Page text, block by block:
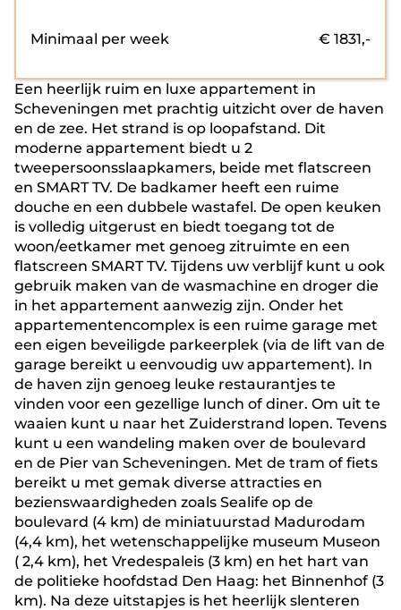
Minimaal per week € 1831,-
Een heerlijk ruim en luxe appartement in
Scheveningen met prachtig uitzicht over de haven
en de zee. Het strand is op loopafstand. Dit
moderne appartement biedt u 2
tweepersoonsslaapkamers, beide met flatscreen
en SMART TV. De badkamer heeft een ruime
douche en een dubbele wastafel. De open keuken
is volledig uitgerust en biedt toegang tot de
woon/eetkamer met genoeg zitruimte en een
flatscreen SMART TV. Tijdens uw verblijf kunt u ook
gebruik maken van de wasmachine en droger die
in het appartement aanwezig zijn. Onder het
appartementencomplex is een ruime garage met
een eigen beveiligde parkeerplek (via de lift van de
garage bereikt u eenvoudig uw appartement). In
de haven zijn genoeg leuke restaurantjes te
vinden voor een gezellige lunch of diner. Om uit te
waaien kunt u naar het Zuiderstrand lopen. Tevens
kunt u een wandeling maken over de boulevard
en de Pier van Scheveningen. Met de tram of fiets
bereikt u met gemak diverse attracties en
bezienswaardigheden zoals Sealife op de
boulevard (4 km) de miniatuurstad Madurodam
(4,4 km), het wetenschappelijke museum Museon
( 2,4 km), het Vredespaleis (3 km) en het hart van
de politieke hoofdstad Den Haag: het Binnenhof (3
km). Na deze uitstapjes is het heerlijk slenteren